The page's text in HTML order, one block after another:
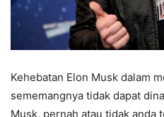
Kehebatan Elon Musk dalam
sememangnya tidak dapat
Musk, pernah atau tidak anda